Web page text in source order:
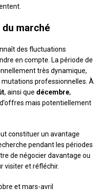
marché
des fluctuations
en compte. La période de
très dynamique,
mutations professionnelles. À
, ainsi que décembre,
mais potentiellement
constituer un avantage
pendant les périodes
de négocier davantage ou
visiter et réfléchir.
et mars-avril